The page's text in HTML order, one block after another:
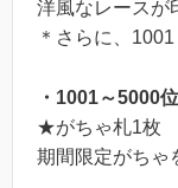
洋風なレースが
＊さらに、
・1001～5000位
★がちゃ札1枚
期間限定がちゃ